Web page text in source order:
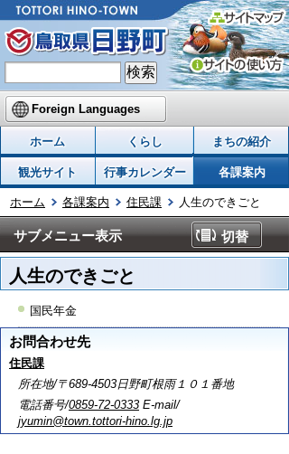
Foreign Languages
ホーム くらし まちの紹介
観光サイト 行事カレンダー 各課案内
ホーム 各課案内 住民課 人生のできごと
サブメニュー表示 切替
人生のできごと
国民年金
お問合わせ先
住民課
所在地/〒689-4503日野町根雨１０１番地
電話番号/0859-72-0333 E-mail/
jyumin@town.tottori-hino.lg.jp